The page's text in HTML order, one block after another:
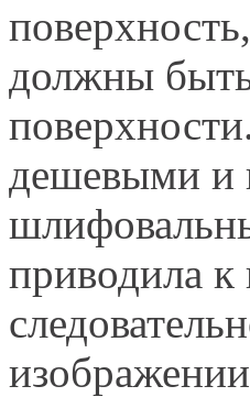
должны
дешевыми и
приводила